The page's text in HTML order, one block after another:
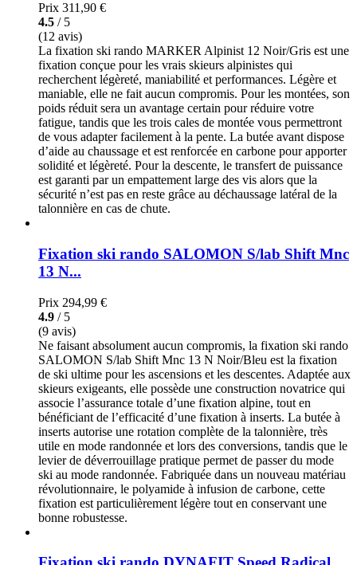
Prix 311,90 €
4.5 / 5
(12 avis)
La fixation ski rando MARKER Alpinist 12 Noir/Gris est une
fixation conçue pour les vrais skieurs alpinistes qui
recherchent légèreté, maniabilité et performances. Légère et
maniable, elle ne fait aucun compromis. Pour les montées, son
poids réduit sera un avantage certain pour réduire votre
fatigue, tandis que les trois cales de montée vous permettront
de vous adapter facilement à la pente. La butée avant dispose
d’aide au chaussage et est renforcée en carbone pour apporter
solidité et légèreté. Pour la descente, le transfert de puissance
est garanti par un empattement large des vis alors que la
sécurité n’est pas en reste grâce au déchaussage latéral de la
talonnière en cas de chute.
Fixation ski rando SALOMON S/lab Shift Mnc
13 N...
Prix 294,99 €
4.9 / 5
(9 avis)
Ne faisant absolument aucun compromis, la fixation ski rando
SALOMON S/lab Shift Mnc 13 N Noir/Bleu est la fixation
de ski ultime pour les ascensions et les descentes. Adaptée aux
skieurs exigeants, elle possède une construction novatrice qui
associe l’assurance totale d’une fixation alpine, tout en
bénéficiant de l’efficacité d’une fixation à inserts. La butée à
inserts autorise une rotation complète de la talonnière, très
utile en mode randonnée et lors des conversions, tandis que le
levier de déverrouillage pratique permet de passer du mode
ski au mode randonnée. Fabriquée dans un nouveau matériau
révolutionnaire, le polyamide à infusion de carbone, cette
fixation est particulièrement légère tout en conservant une
bonne robustesse.